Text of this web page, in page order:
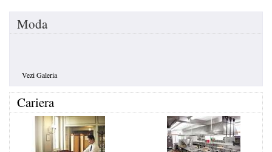
Moda
Vezi Galeria
Cariera